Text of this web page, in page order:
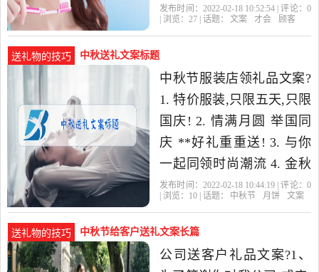
意。特备小小薄礼一份,请
发布时间：2022-02-18 10:52:54 | 评论： 0
| 浏览： 27 | 话题： 文案 才会 顾客
送礼物的技巧 中秋送礼文案标题
中秋节服装店领礼品文案?
1. 特价服装,只限五天,只限
国庆! 2. 情满月圆 举国同
庆 **好礼重重送! 3. 与你
一起同领时尚潮流 4. 金秋
十月,您准备好了吗?去xxx
发布时间：2022-02-18 10:44:19 | 评论： 0
| 浏览： 10 | 话题： 中秋节 月饼 文案
送礼物的技巧 中秋节给客户送礼文案长篇
公司送客户礼品文案?1、